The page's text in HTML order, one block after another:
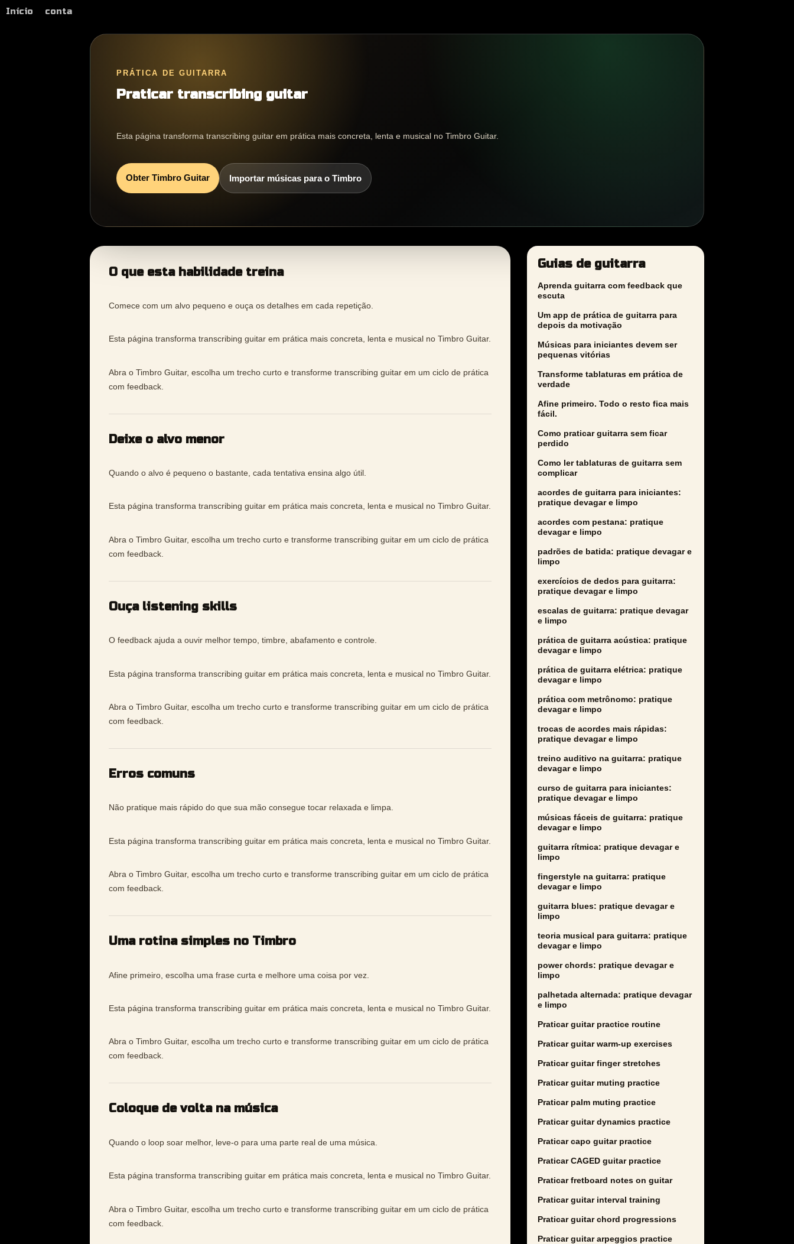
Início conta
PRÁTICA DE GUITARRA
Praticar transcribing guitar
Esta página transforma transcribing guitar em prática mais concreta, lenta e musical no Timbro Guitar.
Obter Timbro Guitar Importar músicas para o Timbro
O que esta habilidade treina
Comece com um alvo pequeno e ouça os detalhes em cada repetição.
Esta página transforma transcribing guitar em prática mais concreta, lenta e musical no Timbro Guitar.
Abra o Timbro Guitar, escolha um trecho curto e transforme transcribing guitar em um ciclo de prática
com feedback.
Deixe o alvo menor
Quando o alvo é pequeno o bastante, cada tentativa ensina algo útil.
Esta página transforma transcribing guitar em prática mais concreta, lenta e musical no Timbro Guitar.
Abra o Timbro Guitar, escolha um trecho curto e transforme transcribing guitar em um ciclo de prática
com feedback.
Ouça listening skills
O feedback ajuda a ouvir melhor tempo, timbre, abafamento e controle.
Esta página transforma transcribing guitar em prática mais concreta, lenta e musical no Timbro Guitar.
Abra o Timbro Guitar, escolha um trecho curto e transforme transcribing guitar em um ciclo de prática
com feedback.
Erros comuns
Não pratique mais rápido do que sua mão consegue tocar relaxada e limpa.
Esta página transforma transcribing guitar em prática mais concreta, lenta e musical no Timbro Guitar.
Abra o Timbro Guitar, escolha um trecho curto e transforme transcribing guitar em um ciclo de prática
com feedback.
Uma rotina simples no Timbro
Afine primeiro, escolha uma frase curta e melhore uma coisa por vez.
Esta página transforma transcribing guitar em prática mais concreta, lenta e musical no Timbro Guitar.
Abra o Timbro Guitar, escolha um trecho curto e transforme transcribing guitar em um ciclo de prática
com feedback.
Coloque de volta na música
Quando o loop soar melhor, leve-o para uma parte real de uma música.
Esta página transforma transcribing guitar em prática mais concreta, lenta e musical no Timbro Guitar.
Abra o Timbro Guitar, escolha um trecho curto e transforme transcribing guitar em um ciclo de prática
com feedback.
Guias de guitarra
Aprenda guitarra com feedback que
escuta
Um app de prática de guitarra para
depois da motivação
Músicas para iniciantes devem ser
pequenas vitórias
Transforme tablaturas em prática de
verdade
Afine primeiro. Todo o resto fica mais
fácil.
Como praticar guitarra sem ficar
perdido
Como ler tablaturas de guitarra sem
complicar
acordes de guitarra para iniciantes:
pratique devagar e limpo
acordes com pestana: pratique
devagar e limpo
padrões de batida: pratique devagar e
limpo
exercícios de dedos para guitarra:
pratique devagar e limpo
escalas de guitarra: pratique devagar
e limpo
prática de guitarra acústica: pratique
devagar e limpo
prática de guitarra elétrica: pratique
devagar e limpo
prática com metrônomo: pratique
devagar e limpo
trocas de acordes mais rápidas:
pratique devagar e limpo
treino auditivo na guitarra: pratique
devagar e limpo
curso de guitarra para iniciantes:
pratique devagar e limpo
músicas fáceis de guitarra: pratique
devagar e limpo
guitarra rítmica: pratique devagar e
limpo
fingerstyle na guitarra: pratique
devagar e limpo
guitarra blues: pratique devagar e
limpo
teoria musical para guitarra: pratique
devagar e limpo
power chords: pratique devagar e
limpo
palhetada alternada: pratique devagar
e limpo
Praticar guitar practice routine
Praticar guitar warm-up exercises
Praticar guitar finger stretches
Praticar guitar muting practice
Praticar palm muting practice
Praticar guitar dynamics practice
Praticar capo guitar practice
Praticar CAGED guitar practice
Praticar fretboard notes on guitar
Praticar guitar interval training
Praticar guitar chord progressions
Praticar guitar arpeggios practice